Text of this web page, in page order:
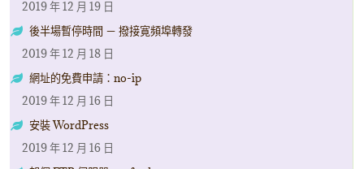
2019 年 12 月 19 日
後半場暫停時間 － 撥接寛頻埠轉發
2019 年 12 月 18 日
網址的免費申請：no-ip
2019 年 12 月 16 日
安裝 WordPress
2019 年 12 月 16 日